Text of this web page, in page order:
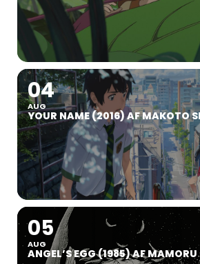
04
AUG
YOUR NAME (2016) AF MAKOTO
05
AUG
ANGEL’S EGG (1985) AF